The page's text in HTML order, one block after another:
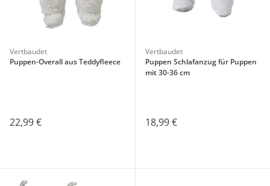
Vertbaudet
Puppen-Overall aus Teddyfleece
22,99 €
Vertbaudet
Puppen Schlafanzug für Puppen
mit 30-36 cm
18,99 €